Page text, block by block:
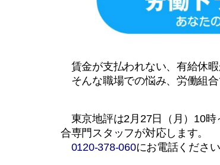
賃金が支払われない、有給休
そんな職場での悩み、労働組合
東京地評は2月27日（月）10時
合専門スタッフが対応します。
0120-378-060にお電話くださ